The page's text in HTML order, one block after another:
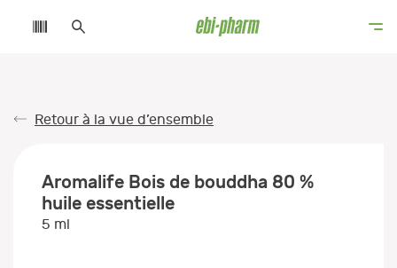
Retour à la vue d’ensemble
Aromalife Bois de bouddha 80 %
huile essentielle
5 ml